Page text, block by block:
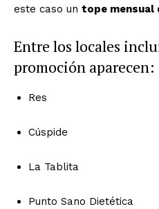
este caso un tope mensual
Entre los locales
promoción aparecen:
Res
Cúspide
La Tablita
Punto Sano Dietética